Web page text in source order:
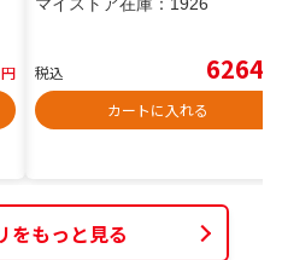
円
税込 6264
カートに入れる
をもっと見る